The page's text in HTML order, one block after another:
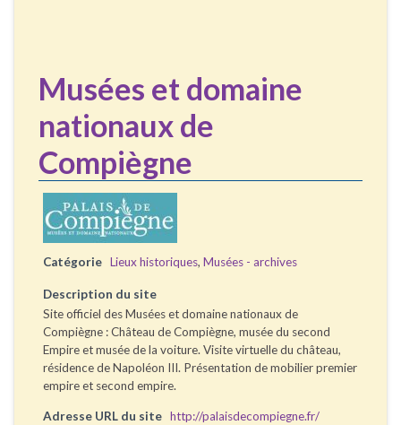
Musées et domaine
nationaux de
Compiègne
Catégorie Lieux historiques, Musées - archives
Description du site
Site officiel des Musées et domaine nationaux de
Compiègne : Château de Compiègne, musée du second
Empire et musée de la voiture. Visite virtuelle du château,
résidence de Napoléon III. Présentation de mobilier premier
empire et second empire.
Adresse URL du site http://palaisdecompiegne.fr/